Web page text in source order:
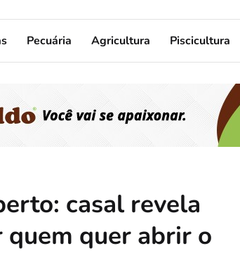
Pecuária Agricultura Piscicultura
casal revela
quem quer abrir o